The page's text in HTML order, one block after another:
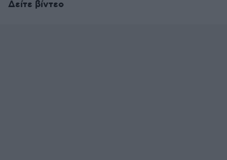
Δείτε βίντεο